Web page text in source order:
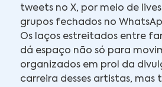
tweets no X, por meio de
grupos fechados no
Os laços estreitados entre
dá espaço não só para
organizados em prol da
carreira desses artistas, mas